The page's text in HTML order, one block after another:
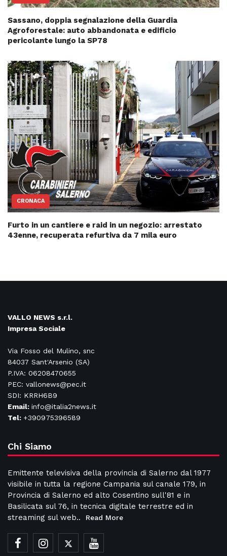
Sassano, doppia segnalazione della Guardia
Agroforestale: auto abbandonata e edificio
pericolante lungo la SP78
CRONACA
Furto in un cantiere e raid in un negozio: arrestato
43enne, recuperata refurtiva da 7 mila euro
VALLO NEWS s.r.l.
Impresa Sociale
Via Fosso del Mulino, snc
84037 Sant'Arsenio (SA)
P.IVA: 06208470655
PEC: vallonews@pec.it
SDI: KRRH6B9
Email: info@italia2news.it
Tel: +390975396589
Chi Siamo
Emittente televisiva della provincia di Salerno dal 1977
visibile in tutta la regione Campania sul canale 179, in
Provincia di Salerno ed alto Cosentino sull'81 e in
Basilicata sul 76, in tecnica digitale terrestre ed in
streaming sul web..
Read More